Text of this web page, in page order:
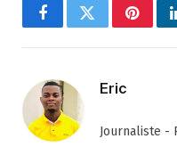
FacebookTwitter
Eric
Journaliste -